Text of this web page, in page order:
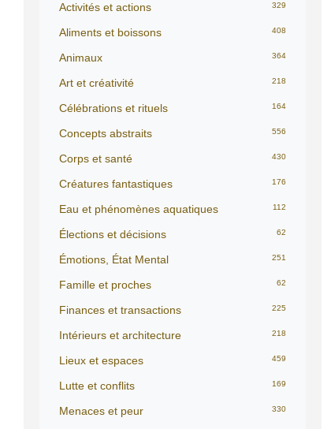
Activités et actions 329
Aliments et boissons 408
Animaux 364
Art et créativité 218
Célébrations et rituels 164
Concepts abstraits 556
Corps et santé 430
Créatures fantastiques 176
Eau et phénomènes aquatiques 112
Élections et décisions 62
Émotions, État Mental 251
Famille et proches 62
Finances et transactions 225
Intérieurs et architecture 218
Lieux et espaces 459
Lutte et conflits 169
Menaces et peur 330